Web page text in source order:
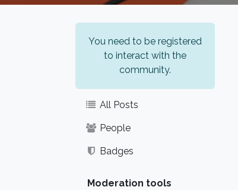
You need to be registered
to interact with the
community.
All Posts
People
Badges
Moderation tools